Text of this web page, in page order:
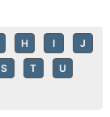
H I J
S T U